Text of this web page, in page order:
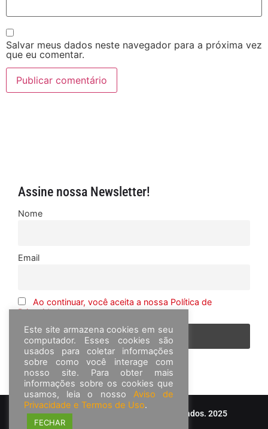
Salvar meus dados neste navegador para a próxima vez
que eu comentar.
Assine nossa Newsletter!
Nome
Email
Ao continuar, você aceita a nossa Política de
Privacidade
© Frota&Cia - Todos os direitos reservados. 2025
Este site armazena cookies em seu
computador. Esses cookies são
usados para coletar informações
sobre como você interage com
nosso site. Para obter mais
informações sobre os cookies que
usamos, leia o nosso Aviso de
Privacidade e Termos de Uso.
FECHAR